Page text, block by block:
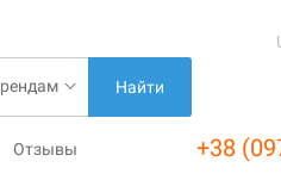
Найти
Отзывы +38